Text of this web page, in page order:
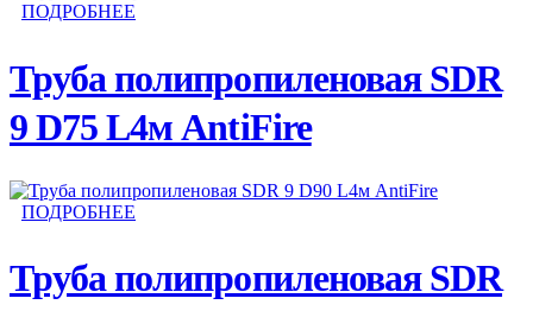
ПОДРОБНЕЕ
Труба полипропиленовая SDR
9 D75 L4м AntiFire
ПОДРОБНЕЕ
Труба полипропиленовая SDR